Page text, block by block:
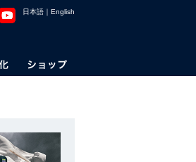
日本語 ｜ English